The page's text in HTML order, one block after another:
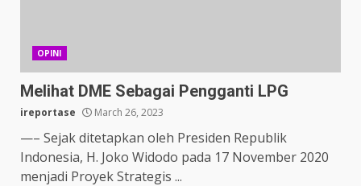
OPINI
Melihat DME Sebagai Pengganti LPG
ireportase March 26, 2023
—– Sejak ditetapkan oleh Presiden Republik
Indonesia, H. Joko Widodo pada 17 November 2020
menjadi Proyek Strategis ...